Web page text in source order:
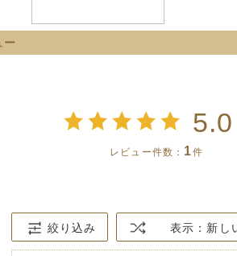
ー
5.0
レビュー件数： 1件
絞り込み 表示：新し